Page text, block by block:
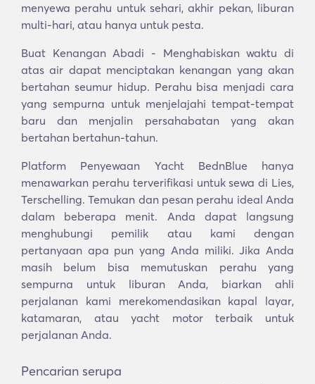
menyewa perahu untuk sehari, akhir pekan, liburan
multi-hari, atau hanya untuk pesta.
Buat Kenangan Abadi - Menghabiskan waktu di
atas air dapat menciptakan kenangan yang akan
bertahan seumur hidup. Perahu bisa menjadi cara
yang sempurna untuk menjelajahi tempat-tempat
baru dan menjalin persahabatan yang akan
bertahan bertahun-tahun.
Platform Penyewaan Yacht BednBlue hanya
menawarkan perahu terverifikasi untuk sewa di Lies,
Terschelling. Temukan dan pesan perahu ideal Anda
dalam beberapa menit. Anda dapat langsung
menghubungi pemilik atau kami dengan
pertanyaan apa pun yang Anda miliki. Jika Anda
masih belum bisa memutuskan perahu yang
sempurna untuk liburan Anda, biarkan ahli
perjalanan kami merekomendasikan kapal layar,
katamaran, atau yacht motor terbaik untuk
perjalanan Anda.
Pencarian serupa